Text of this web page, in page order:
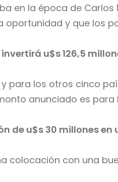
en la época de
oportunidad y que los
u$s 126,5
para los otros cinco
anunciado es
de u$s 30 millones en
colocación con una